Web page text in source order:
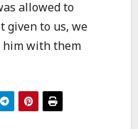
allowed to
given to us, we
him with them